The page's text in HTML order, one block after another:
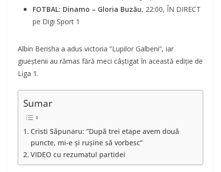
FOTBAL: Dinamo – Gloria Buzău, 22:00, ÎN DIRECT
pe Digi Sport 1
Albin Berisha a adus victoria ”Lupilor Galbeni”, iar
giueștenii au rămas fără meci câștigat în această ediție de
Liga 1.
Sumar
Cristi Săpunaru: ”După trei etape avem două
puncte, mi-e și rușine să vorbesc”
VIDEO cu rezumatul partidei